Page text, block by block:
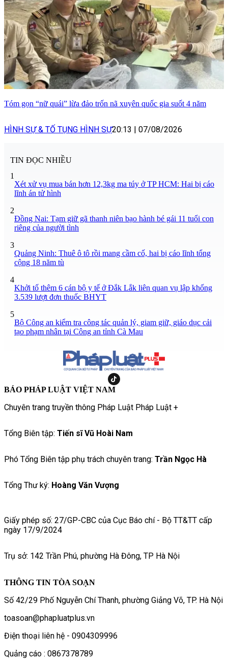
Tóm gọn “nữ quái” lừa đảo trốn nã xuyên quốc gia suốt 4 năm
HÌNH SỰ & TỐ TỤNG HÌNH SỰ20:13 | 07/08/2026
TIN ĐỌC NHIỀU
1
Xét xử vụ mua bán hơn 12,3kg ma túy ở TP HCM: Hai bị cáo
lĩnh án tử hình
2
Đồng Nai: Tạm giữ gã thanh niên bạo hành bé gái 11 tuổi con
riêng của người tình
3
Quảng Ninh: Thuê ô tô rồi mang cầm cố, hai bị cáo lĩnh tổng
cộng 18 năm tù
4
Khởi tố thêm 6 cán bộ y tế ở Đắk Lắk liên quan vụ lập khống
3.539 lượt đơn thuốc BHYT
5
Bộ Công an kiểm tra công tác quản lý, giam giữ, giáo dục cải
tạo phạm nhân tại Công an tỉnh Cà Mau
BÁO PHÁP LUẬT VIỆT NAM
Chuyên trang truyền thông Pháp Luật Pháp Luật +
Tổng Biên tập: Tiến sĩ Vũ Hoài Nam
Phó Tổng Biên tập phụ trách chuyên trang: Trần Ngọc Hà
Tổng Thư ký: Hoàng Văn Vượng
Giấy phép số: 27/GP-CBC của Cục Báo chí - Bộ TT&TT cấp
ngày 17/9/2024
Trụ sở: 142 Trần Phú, phường Hà Đông, TP Hà Nội
THÔNG TIN TÒA SOẠN
Số 42/29 Phố Nguyễn Chí Thanh, phường Giảng Võ, TP. Hà Nội
toasoan@phapluatplus.vn
Điện thoại liên hệ - 0904309996
Quảng cáo : 0867378789